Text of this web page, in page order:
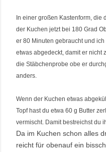
In einer großen Kastenform, die
der Kuchen jetzt bei 180 Grad
er 80 Minuten gebraucht und
etwas abgedeckt, damit er nicht
die Stäbchenprobe obe er
anders.
Wenn der Kuchen etwas
Topf hast du etwa 60 g Butter
vermischt. Damit bestreichst du
Da im Kuchen schon alles
reicht für obenauf ein